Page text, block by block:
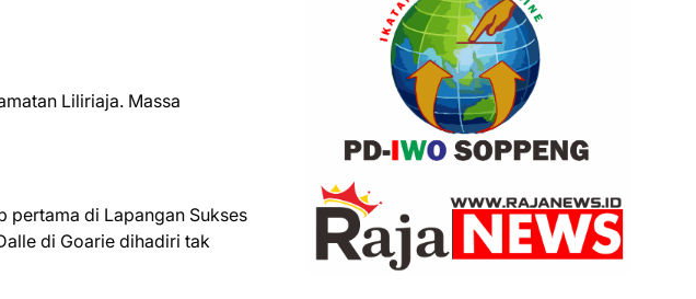
Liliriaja. Massa
pertama di Lapangan Sukses
di Goarie dihadiri tak